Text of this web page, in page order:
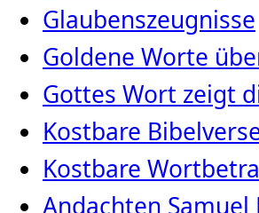
Glaubenszeugnisse
Goldene Worte
Gottes Wort zeigt
Kostbare
Kostbare
Andachten Samuel